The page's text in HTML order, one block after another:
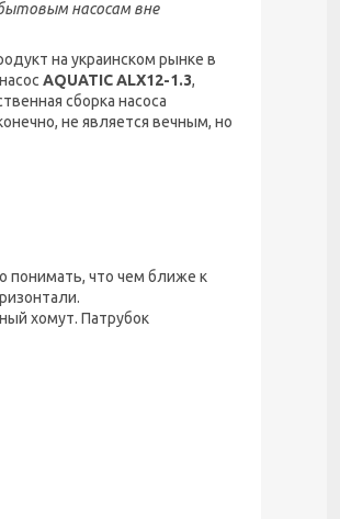
насосам вне
на украинском рынке в
AQUATICALX12-1.3,
сборка насоса
не является вечным, но
понимать, что чем ближе к
хомут. Патрубок